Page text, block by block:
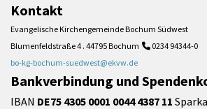
Kontakt
Evangelische Kirchengemeinde Bochum Südwest
Blumenfeldstraße 4 . 44795 Bochum  0234 94344-0
bo-kg-bochum-suedwest@ekvw.de
Bankverbindung und
IBAN DE75 4305 0001 0044 4387 11